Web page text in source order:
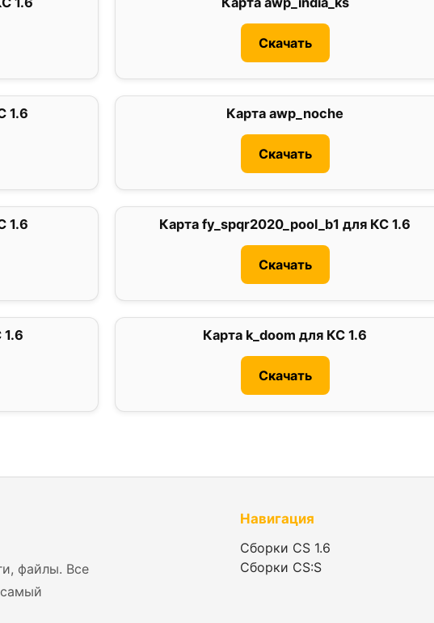
Скачать
1.6 Карта awp_noche
Скачать
1.6 Карта fy_spqr2020_pool_b1 для КС 1.6
Скачать
1.6 Карта k_doom для КС 1.6
Скачать
файлы. Все
Навигация
Сборки CS 1.6
Сборки CS:S